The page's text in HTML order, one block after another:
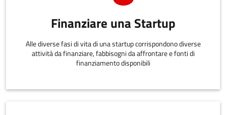
Finanziare una Startup
Alle diverse fasi di vita di una startup corrispondono diverse
attività da finanziare, fabbisogni da affrontare e fonti di
finanziamento disponibili